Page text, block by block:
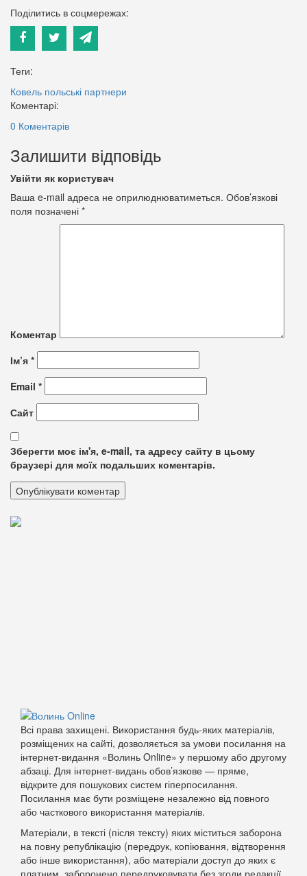
Поділитись в соцмережах:
Теги:
Ковель польські партнери
Коментарі:
0 Коментарів
Залишити відповідь
Увійти як користувач
Ваша e-mail адреса не оприлюднюватиметься. Обов’язкові
поля позначені *
Коментар
Ім’я *
Email *
Сайт
Зберегти моє ім'я, e-mail, та адресу сайту в цьому
браузері для моїх подальших коментарів.
Всі права захищені. Використання будь-яких матеріалів,
розміщених на сайті, дозволяється за умови посилання на
інтернет-видання «Волинь Online» у першому або другому
абзаці. Для інтернет-видань обов’язкове — пряме,
відкрите для пошукових систем гіперпосилання.
Посилання має бути розміщене незалежно від повного
або часткового використання матеріалів.
Матеріали, в тексті (після тексту) яких міститься заборона
на повну републікацію (передрук, копіювання, відтворення
або інше використання), або матеріали доступ до яких є
платним, заборонено передруковувати без згоди редакції.